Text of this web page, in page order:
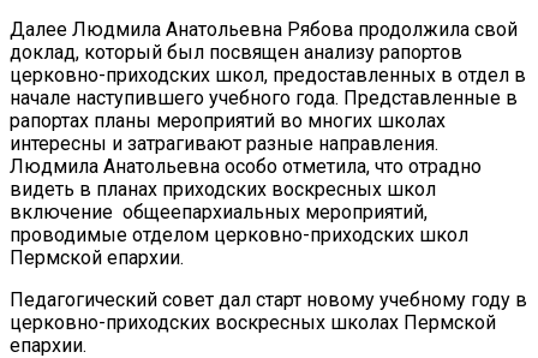
Далее Людмила Анатольевна Рябова продолжила свой
доклад, который был посвящен анализу рапортов
церковно-приходских школ, предоставленных в отдел в
начале наступившего учебного года. Представленные в
рапортах планы мероприятий во многих школах
интересны и затрагивают разные направления.
Людмила Анатольевна особо отметила, что отрадно
видеть в планах приходских воскресных школ
включение общеепархиальных мероприятий,
проводимые отделом церковно-приходских школ
Пермской епархии.
Педагогический совет дал старт новому учебному году в
церковно-приходских воскресных школах Пермской
епархии.